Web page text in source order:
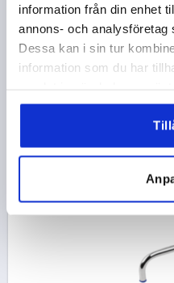
information från din enhet
annons- och analysföretag
Dessa kan i sin tur
information som du har
HÅLAVSTÅND=120
LÄNGD=133,25
DIAMETER=13,25
HÖJD=2
exkl. leveranskostnader
K1962